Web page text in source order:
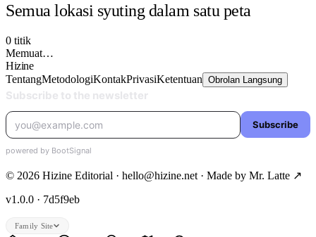
Semua lokasi syuting dalam satu peta
0 titik
Memuat…
Hizine
TentangMetodologiKontakPrivasiKetentuan Obrolan Langsung
© 2026 Hizine Editorial · hello@hizine.net · Made by Mr. Latte ↗
v1.0.0 · 7d5f9eb
Family Site